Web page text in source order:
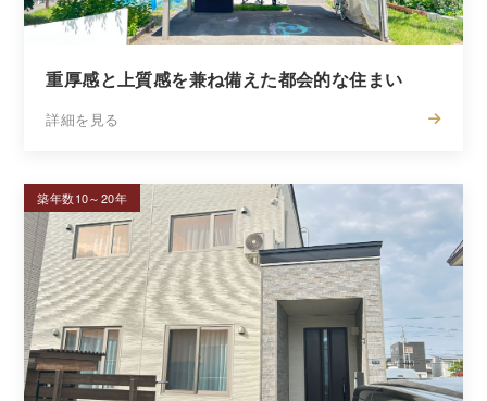
重厚感と上質感を兼ね備えた都会的な住まい
詳細を見る
築年数10～20年